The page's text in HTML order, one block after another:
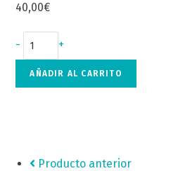
40,00€
- +
AÑADIR AL CARRITO
Producto anterior